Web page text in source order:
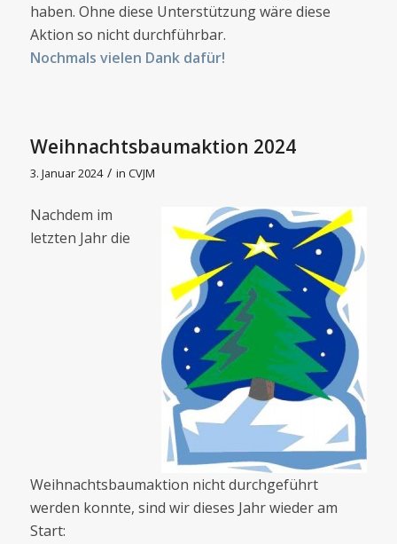
haben. Ohne diese Unterstützung wäre diese
Aktion so nicht durchführbar.
Nochmals vielen Dank dafür!
Weihnachtsbaumaktion 2024
3. Januar 2024 / in CVJM
Nachdem im
letzten Jahr die
Weihnachtsbaumaktion nicht durchgeführt
werden konnte, sind wir dieses Jahr wieder am
Start: